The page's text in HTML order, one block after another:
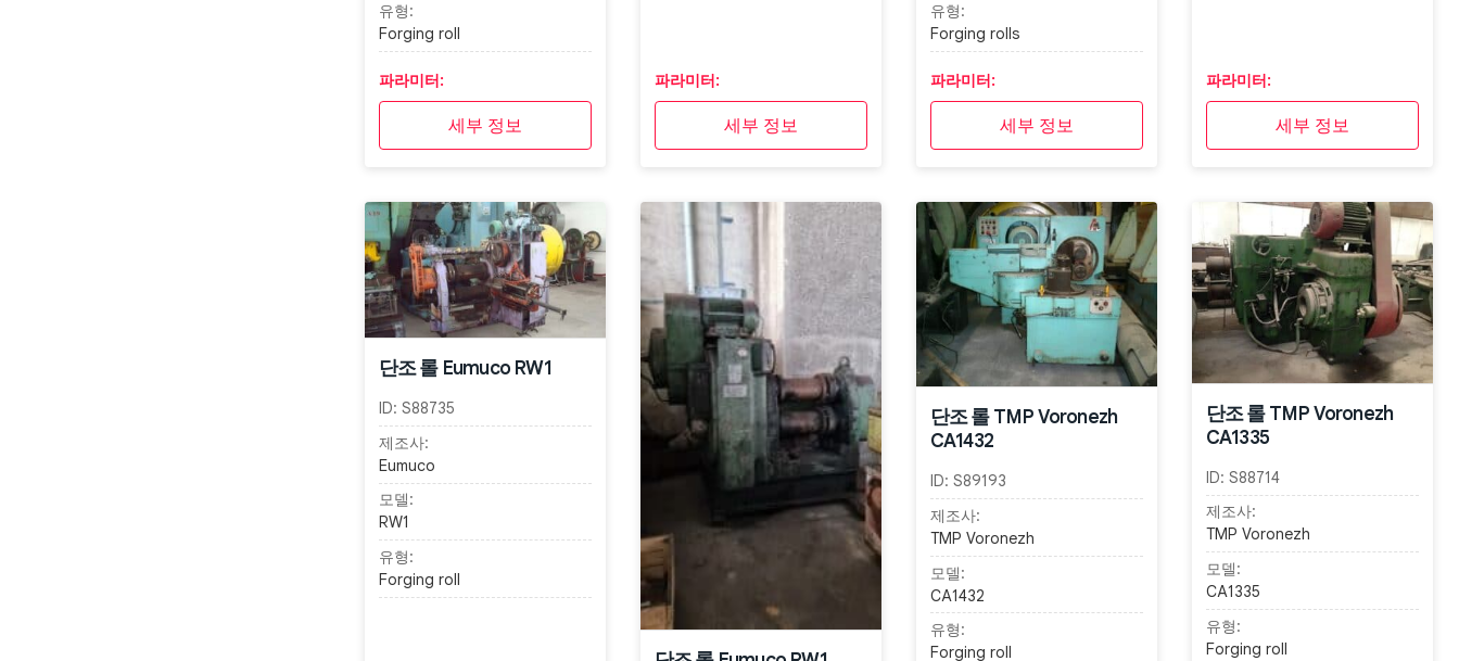
유형:
Forging roll
파라미터:
세부 정보
파라미터:
세부 정보
유형:
Forging rolls
파라미터:
세부 정보
파라미터:
세부 정보
단조 롤 Eumuco RW1
ID: S88735
제조사:
Eumuco
모델:
RW1
유형:
Forging roll
단조 롤 TMP Voronezh
CA1432
ID: S89193
제조사:
TMP Voronezh
모델:
CA1432
유형:
Forging roll
단조 롤 TMP Voronezh
CA1335
ID: S88714
제조사:
TMP Voronezh
모델:
CA1335
유형:
Forging roll